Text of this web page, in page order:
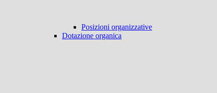
Posizioni organizzative
Dotazione organica